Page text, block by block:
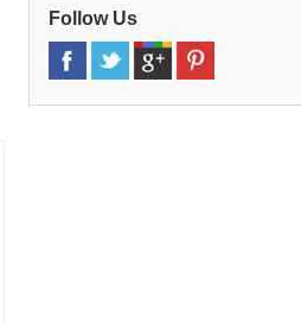
33 Rue Mozart Est, Outremont, H2s
1b1, Qc, Quebec
» Maisonneuve
(14,9 km)
Follow Us